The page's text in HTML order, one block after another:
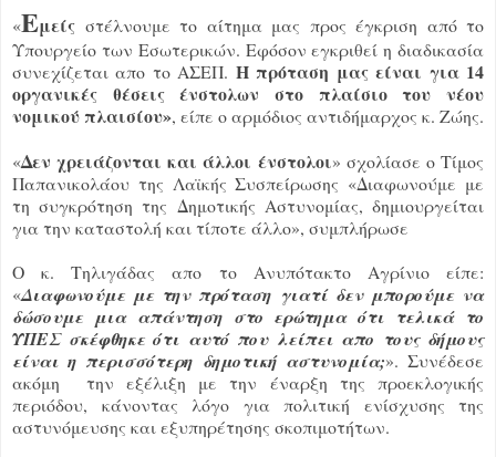
«Εμείς στέλνουμε το αίτημα μας προς έγκριση από το
Υπουργείο των Εσωτερικών. Εφόσον εγκριθεί η διαδικασία
συνεχίζεται απο το ΑΣΕΠ. Η πρόταση μας είναι για 14
οργανικές θέσεις ένστολων στο πλαίσιο του νέου
νομικού πλαισίου», είπε ο αρμόδιος αντιδήμαρχος κ. Ζώης.
«Δεν χρειάζονται και άλλοι ένστολοι» σχολίασε ο Τίμος
Παπανικολάου της Λαϊκής Συσπείρωσης «Διαφωνούμε με
τη συγκρότηση της Δημοτικής Αστυνομίας, δημιουργείται
για την καταστολή και τίποτε άλλο», συμπλήρωσε
Ο κ. Τηλιγάδας απο το Ανυπότακτο Αγρίνιο είπε:
«Διαφωνούμε με την πρόταση γιατί δεν μπορούμε να
δώσουμε μια απάντηση στο ερώτημα ότι τελικά το
ΥΠΕΣ σκέφθηκε ότι αυτό που λείπει απο τους δήμους
είναι η περισσότερη δημοτική αστυνομία;». Συνέδεσε
ακόμη την εξέλιξη με την έναρξη της προεκλογικής
περιόδου, κάνοντας λόγο για πολιτική ενίσχυσης της
αστυνόμευσης και εξυπηρέτησης σκοπιμοτήτων.